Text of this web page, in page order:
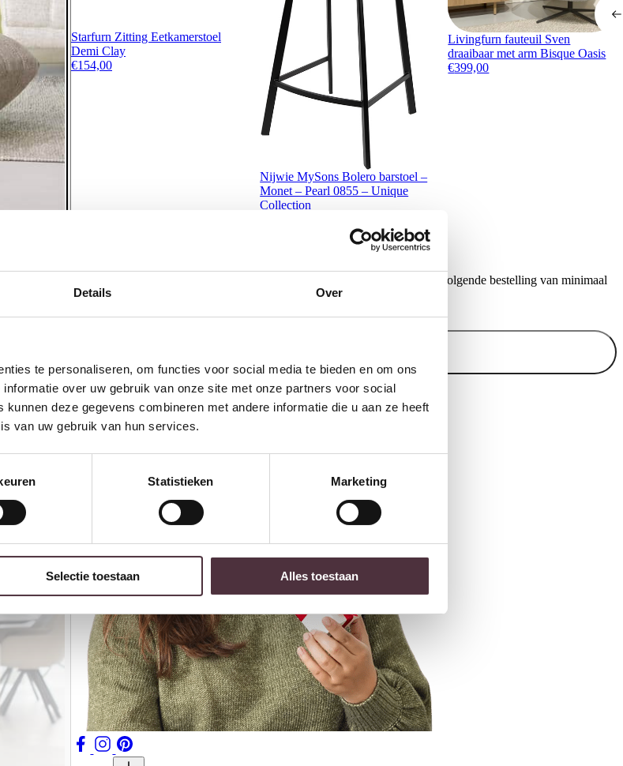
Details Over
te personaliseren, om functies voor social media te bieden en om ons
over uw gebruik van onze site met onze partners voor social
deze gegevens combineren met andere informatie die u aan ze heeft
van uw gebruik van hun services.
Statistieken Marketing
Selectie toestaan Alles toestaan
Starfurn Zitting Eetkamerstoel
Demi Clay
€154,00
Nijwie MySons Bolero barstoel –
Monet – Pearl 0855 – Unique
Collection
Livingfurn fauteuil Sven
draaibaar met arm Bisque Oasis
€399,00
Meldt u aan voor onze nieuwsbrief en ontvang €20,- shoptegoed voor uw volgende bestelling van minimaal
€200,- (niet geldig op afgeprijsde items).